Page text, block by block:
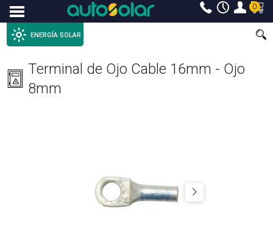
Menu 0
ENERGÍA SOLAR
Terminal de Ojo Cable 16mm - Ojo
8mm